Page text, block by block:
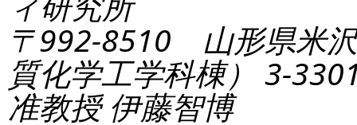
〒992-8510 山形県米
質化学工学科棟） 3-
准教授 伊藤智博